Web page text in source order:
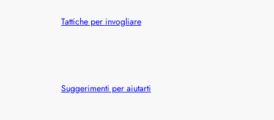
Tattiche per invogliare
Suggerimenti per aiutarti